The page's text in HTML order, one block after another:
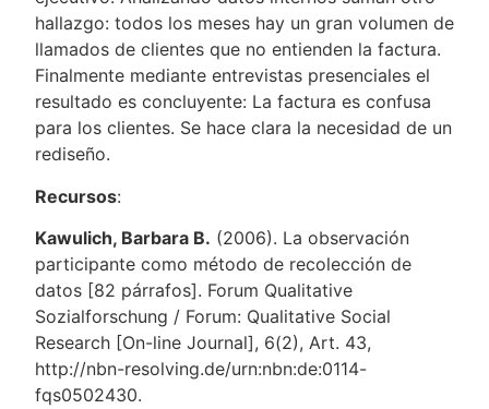
hallazgo: todos los meses hay un gran volumen de
llamados de clientes que no entienden la factura.
Finalmente mediante entrevistas presenciales el
resultado es concluyente: La factura es confusa
para los clientes. Se hace clara la necesidad de un
rediseño.
Recursos:
Kawulich, Barbara B. (2006). La observación
participante como método de recolección de
datos [82 párrafos]. Forum Qualitative
Sozialforschung / Forum: Qualitative Social
Research [On-line Journal], 6(2), Art. 43,
http://nbn-resolving.de/urn:nbn:de:0114-
fqs0502430.